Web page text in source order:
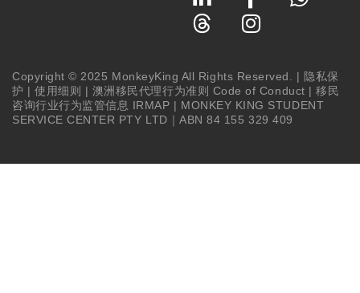
Copyright © 2025 MonkeyKing All Rights Reserved. | 隐私保
护 |使用细则 | 澳洲移民代理行为准则 Code of Conduct |移民
咨询行业行为监管信息 IRMAP | MONKEY KING STUDENT
SERVICE CENTER PTY LTD｜ABN 84 155 329 409